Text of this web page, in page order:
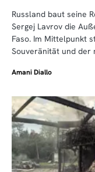
Russland baut seine
Sergej Lavrov die
Faso. Im Mittelpunkt
Souveränität und der
Amani Diallo